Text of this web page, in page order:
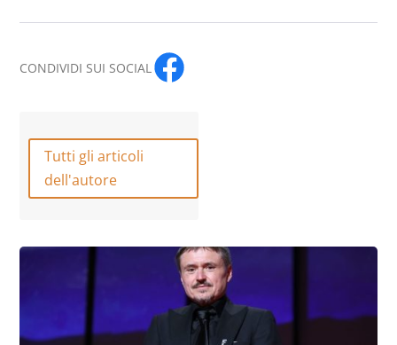
CONDIVIDI SUI SOCIAL
Tutti gli articoli
dell'autore